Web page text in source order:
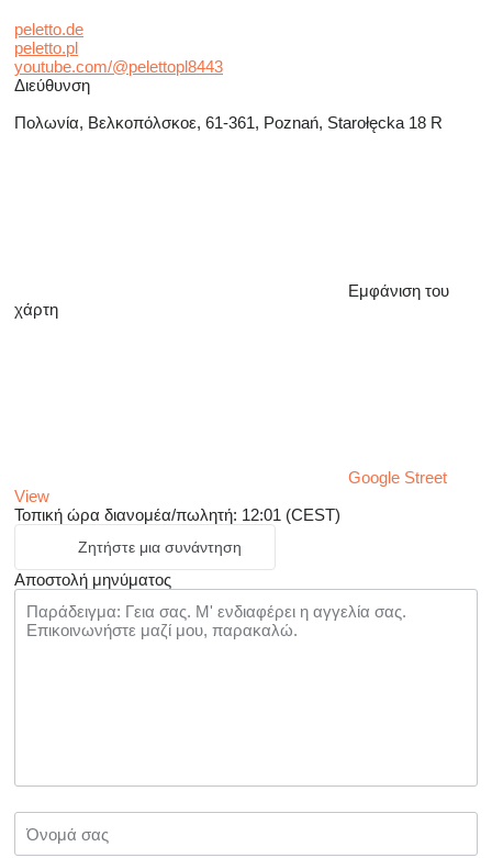
peletto.de
peletto.pl
youtube.com/@pelettopl8443
Διεύθυνση
Πολωνία, Βελκοπόλσκοε, 61-361, Poznań, Starołęcka 18 R
Εμφάνιση του
χάρτη
Google Street
View
Τοπική ώρα διανομέα/πωλητή: 12:01 (CEST)
Ζητήστε μια συνάντηση
Αποστολή μηνύματος